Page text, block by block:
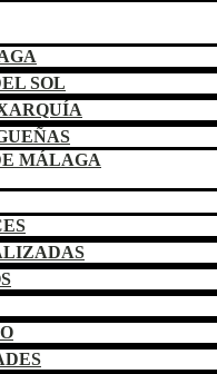
SOL
MÁLAGA